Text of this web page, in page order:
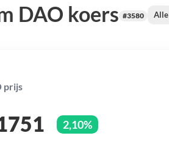
DAO koers #3580 Alle
prijs
2,10%